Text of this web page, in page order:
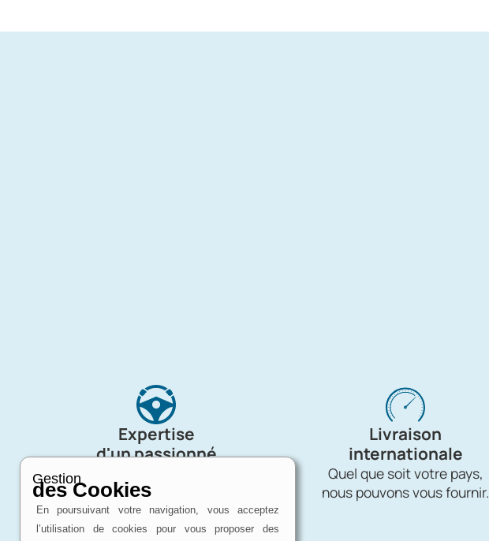
Expertise
d'un passionné
Charron Auto Rétro, c'est avant tout
une affaire de passion !
Livraison
internationale
Quel que soit votre pays,
nous pouvons vous fournir.
Gestion
des Cookies
En poursuivant votre navigation, vous acceptez
l’utilisation de cookies pour vous proposer des